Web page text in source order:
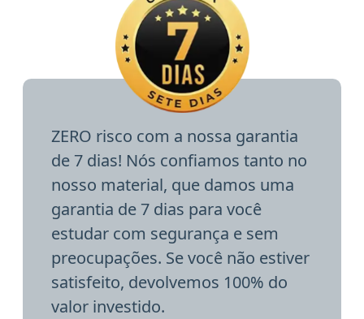
ZERO risco com a nossa garantia
de 7 dias! Nós confiamos tanto no
nosso material, que damos uma
garantia de 7 dias para você
estudar com segurança e sem
preocupações. Se você não estiver
satisfeito, devolvemos 100% do
valor investido.